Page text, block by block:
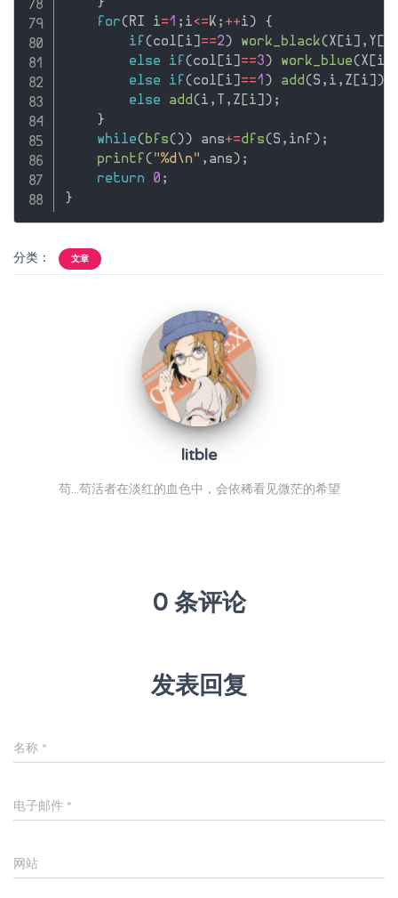
}
for(RI i=1 ; i<=K ; ++i)
{
if (col [i] ==2) work_black(X [i] , Y [
else
if (col [i] ==3) work_blue(X [i
else
if (col [i] ==1 ) add(S , i , Z [i] )
else
add(i , T , Z [i] ) ;
}
while(bfs()) ans+=dfs(S , inf ) ;
printf ( "%d\n" , ans) ;
return
0 ;
}
分类： 文章
litble
苟...苟活者在淡红的血色中，会依稀看见微茫的希望
0 条评论
发表回复
名称 *
电子邮件 *
网站